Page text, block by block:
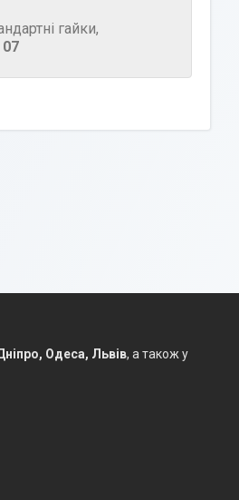
гайки,
Одеса, Львів, а також у